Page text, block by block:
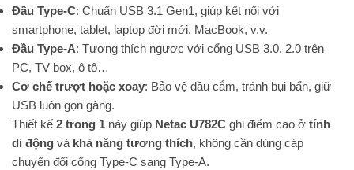
Đầu Type-C: Chuẩn USB 3.1 Gen1, giúp kết nối với
smartphone, tablet, laptop đời mới, MacBook, v.v.
Đầu Type-A: Tương thích ngược với cổng USB 3.0, 2.0 trên
PC, TV box, ô tô…
Cơ chế trượt hoặc xoay: Bảo vệ đầu cắm, tránh bụi bẩn, giữ
USB luôn gọn gàng.
Thiết kế 2 trong 1 này giúp Netac U782C ghi điểm cao ở tính
di động và khả năng tương thích, không cần dùng cáp
chuyển đổi cổng Type-C sang Type-A.